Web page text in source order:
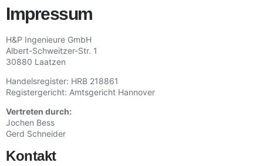
Impressum
H&P Ingenieure GmbH
Albert-Schweitzer-Str. 1
30880 Laatzen
Handelsregister: HRB 218861
Registergericht: Amtsgericht Hannover
Vertreten durch:
Jochen Bess
Gerd Schneider
Kontakt